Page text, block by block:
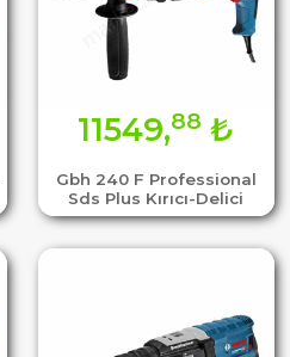
Gbh 240 F Professional
Sds Plus Kırıcı-Delici
11549,88 ₺